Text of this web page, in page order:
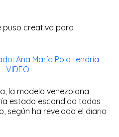
puso creativa para
Ana María Polo tendría
VIDEO
la modelo venezolana
estado escondida todos
según ha revelado el diario